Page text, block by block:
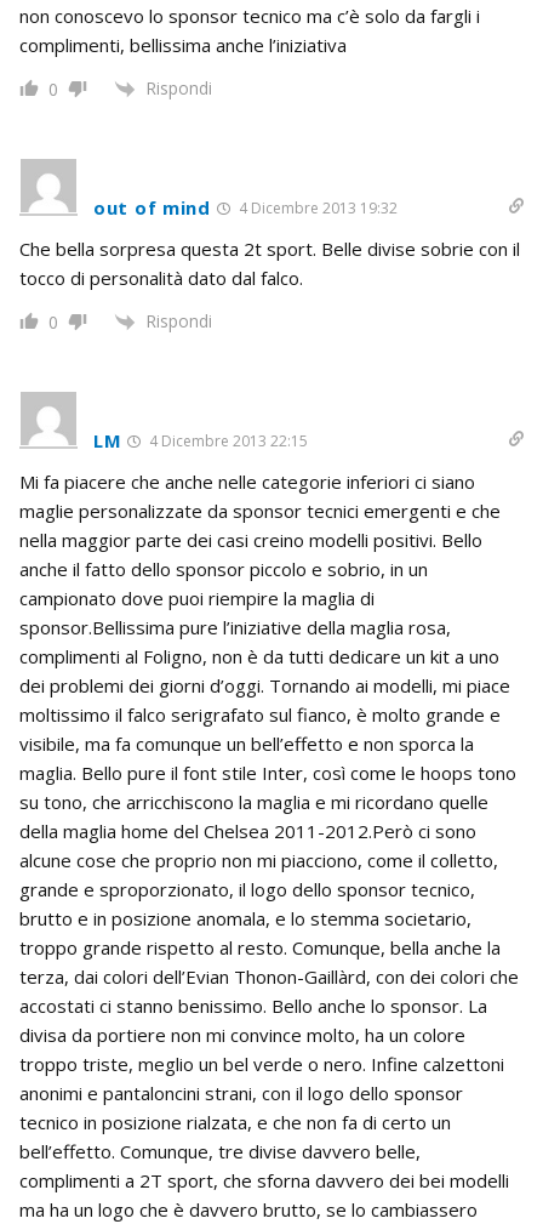
non conoscevo lo sponsor tecnico ma c’è solo da fargli i
complimenti, bellissima anche l’iniziativa
0 Rispondi
out of mind 4 Dicembre 2013 19:32
Che bella sorpresa questa 2t sport. Belle divise sobrie con il
tocco di personalità dato dal falco.
0 Rispondi
LM 4 Dicembre 2013 22:15
Mi fa piacere che anche nelle categorie inferiori ci siano
maglie personalizzate da sponsor tecnici emergenti e che
nella maggior parte dei casi creino modelli positivi. Bello
anche il fatto dello sponsor piccolo e sobrio, in un
campionato dove puoi riempire la maglia di
sponsor.Bellissima pure l’iniziative della maglia rosa,
complimenti al Foligno, non è da tutti dedicare un kit a uno
dei problemi dei giorni d’oggi. Tornando ai modelli, mi piace
moltissimo il falco serigrafato sul fianco, è molto grande e
visibile, ma fa comunque un bell’effetto e non sporca la
maglia. Bello pure il font stile Inter, così come le hoops tono
su tono, che arricchiscono la maglia e mi ricordano quelle
della maglia home del Chelsea 2011-2012.Però ci sono
alcune cose che proprio non mi piacciono, come il colletto,
grande e sproporzionato, il logo dello sponsor tecnico,
brutto e in posizione anomala, e lo stemma societario,
troppo grande rispetto al resto. Comunque, bella anche la
terza, dai colori dell’Evian Thonon-Gaillàrd, con dei colori che
accostati ci stanno benissimo. Bello anche lo sponsor. La
divisa da portiere non mi convince molto, ha un colore
troppo triste, meglio un bel verde o nero. Infine calzettoni
anonimi e pantaloncini strani, con il logo dello sponsor
tecnico in posizione rialzata, e che non fa di certo un
bell’effetto. Comunque, tre divise davvero belle,
complimenti a 2T sport, che sforna davvero dei bei modelli
ma ha un logo che è davvero brutto, se lo cambiassero